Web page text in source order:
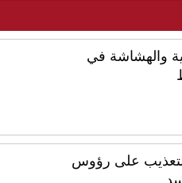
والهشاشة في
على رؤوس